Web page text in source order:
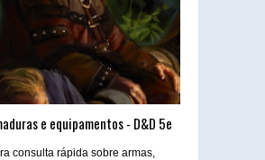
e equipamentos - D&D 5e
consulta rápida sobre armas,